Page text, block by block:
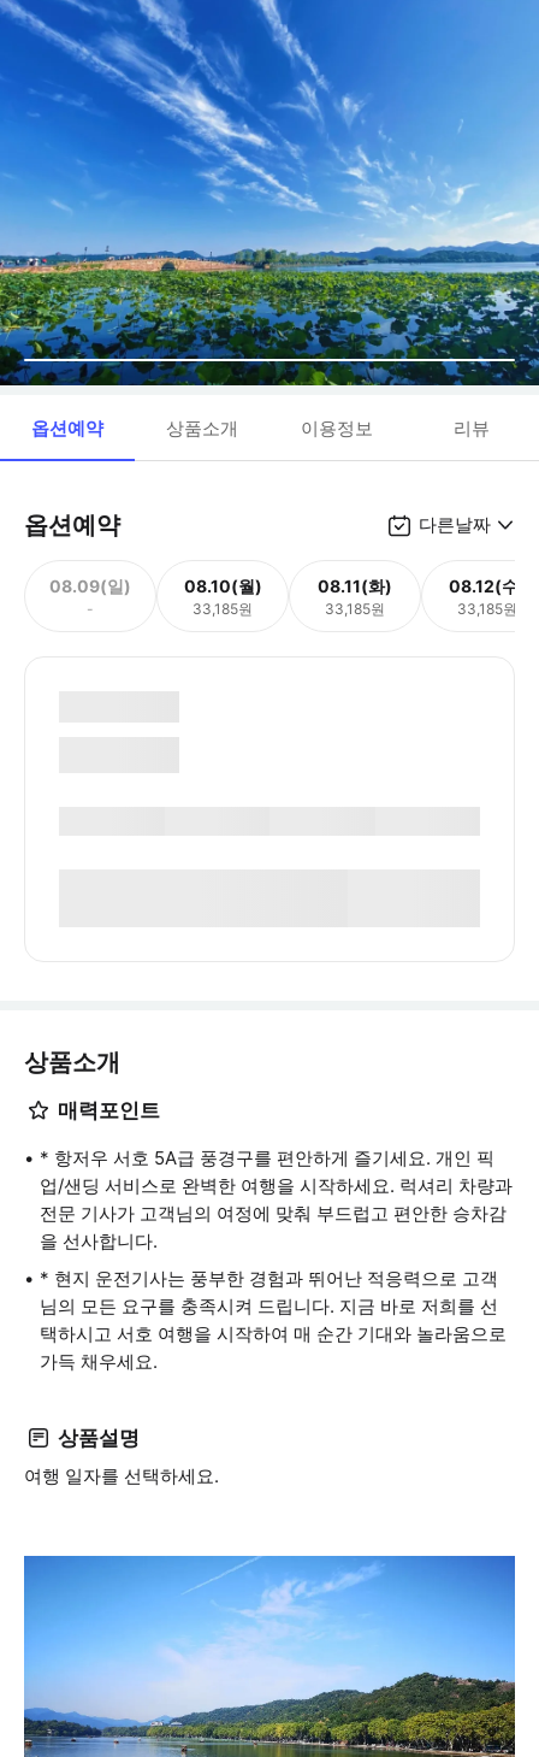
옵션예약 상품소개 이용정보 리뷰
옵션예약 다른날짜
08.09(일)
-
08.10(월)
33,185원
08.11(화)
33,185원
08.12(수)
33,185원
상품소개
매력포인트
* 항저우 서호 5A급 풍경구를 편안하게 즐기세요. 개인 픽
업/샌딩 서비스로 완벽한 여행을 시작하세요. 럭셔리 차량과
전문 기사가 고객님의 여정에 맞춰 부드럽고 편안한 승차감
을 선사합니다.
* 현지 운전기사는 풍부한 경험과 뛰어난 적응력으로 고객
님의 모든 요구를 충족시켜 드립니다. 지금 바로 저희를 선
택하시고 서호 여행을 시작하여 매 순간 기대와 놀라움으로
가득 채우세요.
상품설명
여행 일자를 선택하세요.